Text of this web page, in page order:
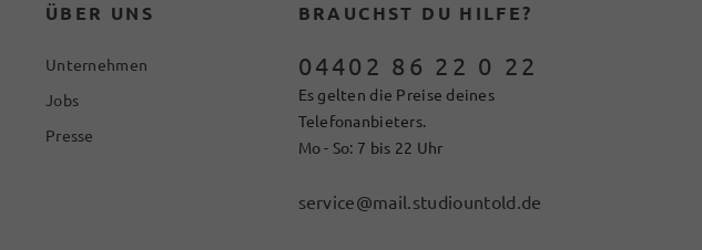
ÜBER UNS
Unternehmen
Jobs
Presse
BRAUCHST DU HILFE?
04402 86 22 0 22
Es gelten die Preise deines
Telefonanbieters.
Mo - So: 7 bis 22 Uhr
service@mail.studiountold.de